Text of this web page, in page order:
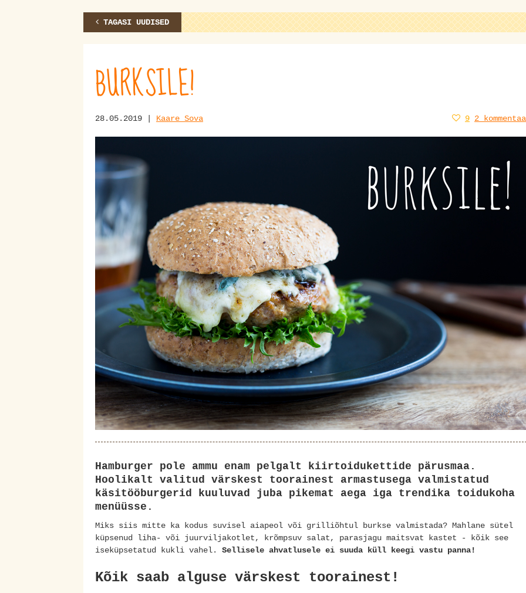
TAGASI UUDISED
BURKSILE!
28.05.2019 | Kaare Sova 9 2
Hamburger pole ammu enam pelgalt kiirtoidukettide pärusmaa.
Hoolikalt valitud värskest toorainest armastusega valmistatud
käsitööburgerid kuuluvad juba pikemat aega iga trendika toidukoha
menüüsse.
Miks siis mitte ka kodus suvisel aiapeol või grilliõhtul burkse valmistada? Mahlane sütel
küpsenud liha- või juurviljakotlet, krõmpsuv salat, parasjagu maitsvat kastet - kõik see
iseküpsetatud kukli vahel. Sellisele ahvatlusele ei suuda küll keegi vastu panna!
Kõik saab alguse värskest toorainest!